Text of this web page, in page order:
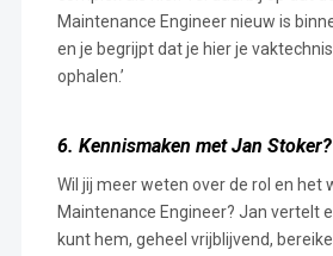
Maintenance Engineer nieuw is
en je begrijpt dat je hier je
ophalen.’
6. Kennismaken met Jan Stoker?
Wil jij meer weten over de rol en het
Maintenance Engineer? Jan vertelt
kunt hem, geheel vrijblijvend,